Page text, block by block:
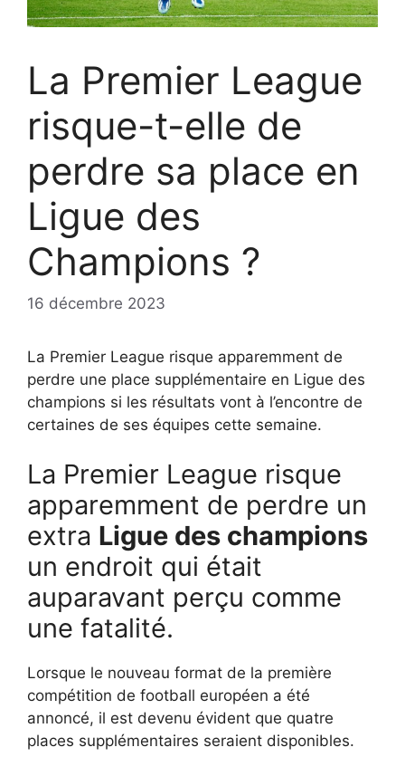
La Premier League
risque-t-elle de
perdre sa place en
Ligue des
Champions ?
16 décembre 2023
La Premier League risque apparemment de
perdre une place supplémentaire en Ligue des
champions si les résultats vont à l’encontre de
certaines de ses équipes cette semaine.
La Premier League risque
apparemment de perdre un
extra Ligue des champions
un endroit qui était
auparavant perçu comme
une fatalité.
Lorsque le nouveau format de la première
compétition de football européen a été
annoncé, il est devenu évident que quatre
places supplémentaires seraient disponibles.